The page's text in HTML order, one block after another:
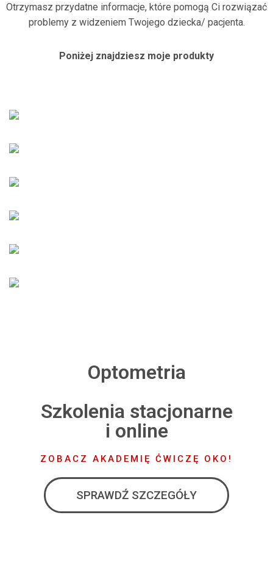
Otrzymasz przydatne informacje, które pomogą Ci rozwiązać
problemy z widzeniem Twojego dziecka/ pacjenta.
Poniżej znajdziesz moje produkty
Optometria
Szkolenia stacjonarne
i online
ZOBACZ AKADEMIĘ ĆWICZĘ OKO!
SPRAWDŹ SZCZEGÓŁY